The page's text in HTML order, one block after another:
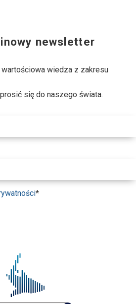
newsletter
wiedza z zakresu
się do naszego świata.
*